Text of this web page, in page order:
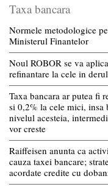
Taxa bancara
Normele metodologice
Ministerul Finantelor
Noul ROBOR se va
refinantare la cele in
Taxa bancara ar putea fi
si 0,2% la cele mici, insa
nivelul acesteia,
vor creste
Raiffeisen anunta ca
cauza taxei bancare;
acordate credite cu